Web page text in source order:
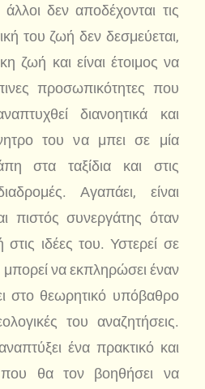
δεν αποδέχονται τις
του ζωή δεν δεσμεύεται,
ζωή και είναι έτοιμος να
προσωπικότητες που
διανοητικά και
του να μπει σε μία
στα ταξίδια και στις
Αγαπάει, είναι
πιστός συνεργάτης όταν
ιδέες του. Υστερεί σε
μπορεί να εκπληρώσει έναν
στο θεωρητικό υπόβαθρο
του αναζητήσεις.
ένα πρακτικό και
που θα τον βοηθήσει να